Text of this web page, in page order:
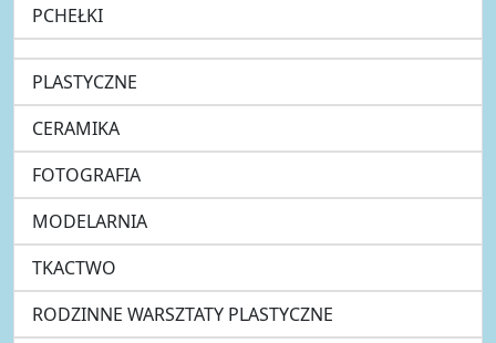
PCHEŁKI
PLASTYCZNE
CERAMIKA
FOTOGRAFIA
MODELARNIA
TKACTWO
RODZINNE WARSZTATY PLASTYCZNE